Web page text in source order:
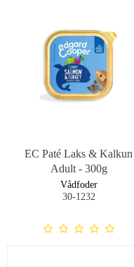
EC Paté Laks & Kalkun
Adult - 300g
Vådfoder
30-1232